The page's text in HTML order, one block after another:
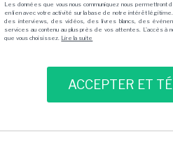
Les données que vous nous communiquez nous
en lien avec votre activité sur la base de notre intérêt
des interviews, des vidéos, des livres blancs, des
services au contenu au plus près de vos attentes. L'accès à
que vous choisissez. Lire la suite